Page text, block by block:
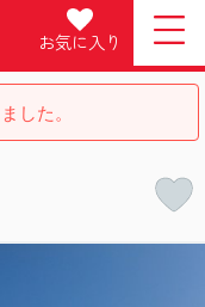
お気に入り
した。